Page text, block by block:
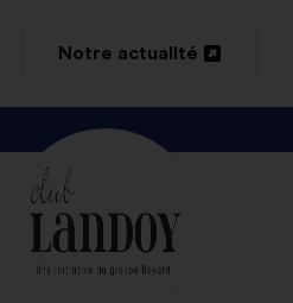
Notre actualité
dans
un
nouvel
onglet
PROFIL
DE